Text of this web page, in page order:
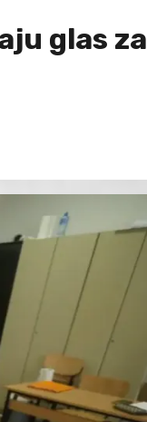
glas za